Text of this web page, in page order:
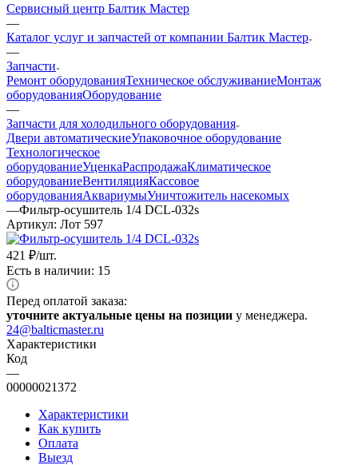
Сервисный центр Балтик Мастер
—
Каталог услуг и запчастей от компании Балтик Мастер
—
Запчасти
Ремонт оборудованияТехническое обслуживаниеМонтаж
оборудованияОборудование
—
Запчасти для холодильного оборудования
Двери автоматическиеУпаковочное оборудование
Технологическое
оборудованиеУценкаРаспродажаКлиматическое
оборудованиеВентиляцияКассовое
оборудованияАквариумыУничтожитель насекомых
—Фильтр-осушитель 1/4 DCL-032s
Артикул: Лот 597
421 ₽/шт.
Есть в наличии: 15
Перед оплатой заказа:
уточните актуальные цены на позиции у менеджера.
24@balticmaster.ru
Характеристики
Код
—
00000021372
Характеристики
Как купить
Оплата
Выезд